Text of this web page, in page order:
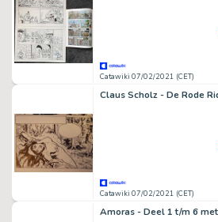
Catawiki 07/02/2021 (CET)
Catawiki 07/02/2021 (CET)